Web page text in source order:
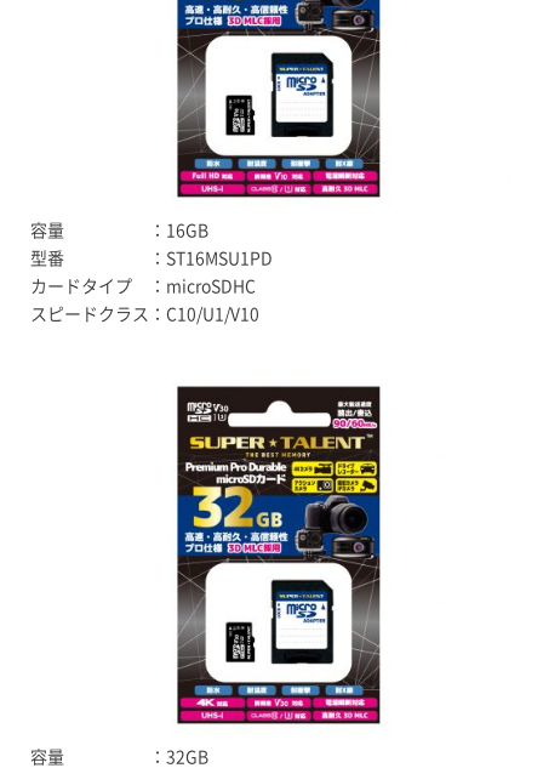
容量 ：16GB
型番 ：ST16MSU1PD
カードタイプ ：microSDHC
スピードクラス：C10/U1/V10
容量 ：32GB